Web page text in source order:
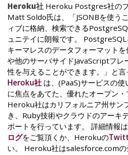
Heroku社 Heroku Postgres社のプ
Matt Soldo氏は、「JSONBを使う
ィブに格納、検索できる
ュニテイに朗報です。
キーマレスのデータフォーマット
や他のサーバサイドJavaScriptフレ
性を与えることができます。」と言
Heroku社 は、(PaaS)サービスの
に焦点をあてた、優れたオープン・
Heroku社はカリフォルニア州サン
き、Ruby技術やクラウドのアーキ
ポートを行っています。 詳細情報
ログをご覧頂くか、Herokuの
い。 Heroku社はsalesforce.comの